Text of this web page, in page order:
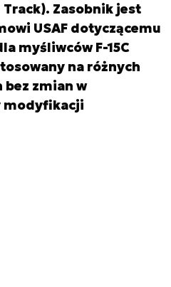
Zasobnik jest
USAF dotyczącemu
myśliwców F-15C
na różnych
bez zmian w
modyfikacji